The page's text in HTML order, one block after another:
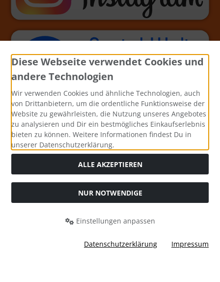
Alle Preise inkl. gesetzl. MwSt. zzgl.Versandkosten. Die
bei Bastel-Welt Schobes.
Diese Webseite verwendet Cookies und
andere Technologien
Wir verwenden Cookies und ähnliche Technologien, auch
von Drittanbietern, um die ordentliche Funktionsweise der
Website zu gewährleisten, die Nutzung unseres Angebotes
zu analysieren und Dir ein bestmögliches Einkaufserlebnis
bieten zu können. Weitere Informationen findest Du in
unserer Datenschutzerklärung.
ALLE AKZEPTIEREN
NUR NOTWENDIGE
Einstellungen anpassen
Datenschutzerklärung Impressum